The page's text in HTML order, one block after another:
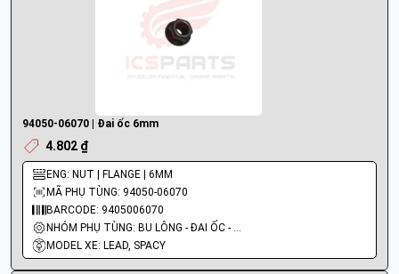
94050-06070 | Đai ốc 6mm
4.802 ₫
ENG: NUT | FLANGE | 6MM
MÃ PHỤ TÙNG: 94050-06070
BARCODE: 9405006070
NHÓM PHỤ TÙNG: BU LÔNG - ĐAI ỐC - VÍT
MODEL XE: LEAD, SPACY